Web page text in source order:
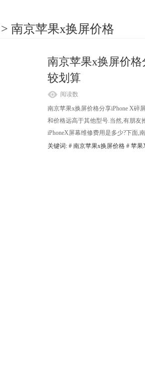
> 南京苹果x换屏价格
南京苹果x换屏价
较划算
阅读数
南京苹果x换屏价格分享iPhone X碎
和价格远高于其他型号.当然,有朋友
iPhoneX屏幕维修费用是多少?下面,
关键词: # 南京苹果x换屏价格 # 苹果